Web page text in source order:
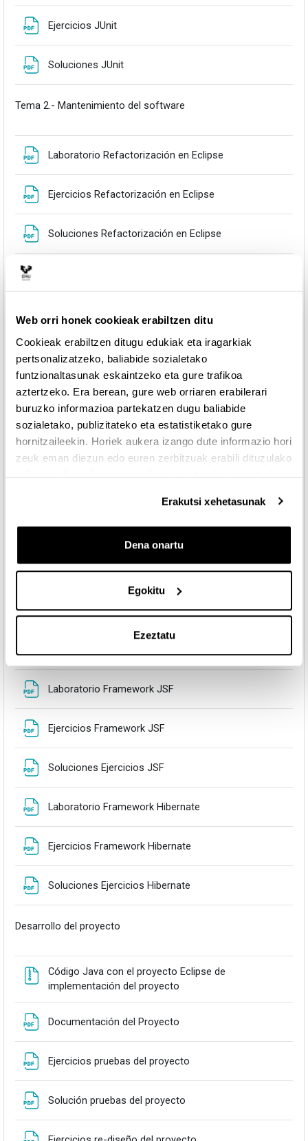
Web orri honek cookieak erabiltzen ditu
Cookieak erabiltzen ditugu edukiak eta iragarkiak
pertsonalizatzeko, baliabide sozialetako
funtzionaltasunak eskaintzeko eta gure trafikoa
aztertzeko. Era berean, gure web orriaren erabilerari
buruzko informazioa partekatzen dugu baliabide
sozialetako, publizitateko eta estatistiketako gure
hornitzaileekin. Horiek aukera izango dute informazio hori
zeuk eman diezun edo euren zerbitzuak erabili dituzulako
eskuratu duten bestelako informazio batekin uztartzeko.
Erakutsi xehetasunak
Dena onartu
Egokitu
Ezeztatu
Ejercicios JUnit
Soluciones JUnit
Tema 2.- Mantenimiento del software
Laboratorio Refactorización en Eclipse
Ejercicios Refactorización en Eclipse
Soluciones Refactorización en Eclipse
Soluciones Refactorización con JDeodorant
Tema 3.- Diseño del software
Ejercicios Principios SOLIDFitxategia
Soluciones principios SOLIDFitxategia
Soluciones Patrones de Diseño
Tema 4.- Implementación: Frameworks
Laboratorio Framework JSF
Ejercicios Framework JSF
Soluciones Ejercicios JSF
Laboratorio Framework Hibernate
Ejercicios Framework Hibernate
Soluciones Ejercicios Hibernate
Desarrollo del proyecto
Código Java con el proyecto Eclipse de
implementación del proyecto
Documentación del Proyecto
Ejercicios pruebas del proyecto
Solución pruebas del proyecto